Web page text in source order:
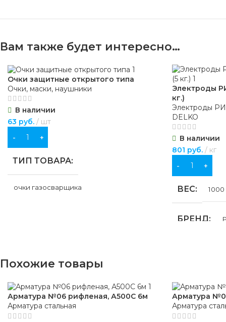
Вам также будет интересно…
Очки защитные открытого типа
Очки, маски, наушники
В наличии
63 руб. шт
В КОРЗИНУ
ТИП ТОВАРА
очки газосварщика
МАТЕРИАЛ
Электроды
кг.)
Электроды
DELKO
В наличии
801 руб. кг
В КОРЗИНУ
ВЕС 1000
БРЕНД
Похожие товары
Арматура №06 рифленая, А500С 6м
Арматура стальная
Арматура
Арматура